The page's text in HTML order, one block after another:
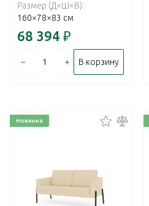
Размер (Д×Ш×В):
160×78×83 см
68 394 ₽
– + В корзину
Новинка